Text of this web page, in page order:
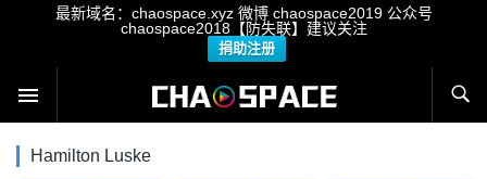
最新域名：chaospace.xyz 微博 chaospace2019 公众号
chaospace2018【防失联】建议关注
捐助注册
Hamilton Luske